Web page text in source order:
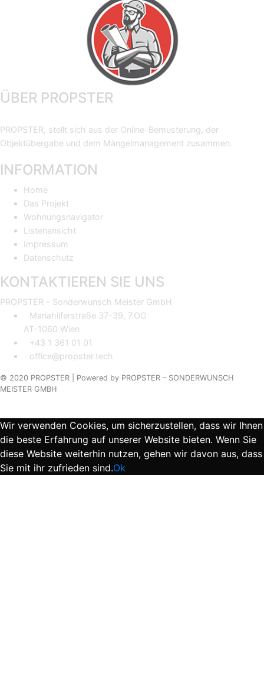
ÜBER PROPSTER
PROPSTER, stellt sich aus der Online-Bemusterung, der
Objektübergabe und dem Mängelmanagement zusammen.
INFORMATION
Home
Das Projekt
Wohnungsnavigator
Listenansicht
Impressum
Datenschutz
KONTAKTIEREN SIE UNS
PROPSTER - Sonderwunsch Meister GmbH
Mariahilferstraße 37-39, 7.OG
AT-1060 Wien
+43 1 361 01 01
office@propster.tech
© 2020 PROPSTER | Powered by PROPSTER – SONDERWUNSCH
MEISTER GMBH
Wir verwenden Cookies, um sicherzustellen, dass wir Ihnen
die beste Erfahrung auf unserer Website bieten. Wenn Sie
diese Website weiterhin nutzen, gehen wir davon aus, dass
Sie mit ihr zufrieden sind.Ok